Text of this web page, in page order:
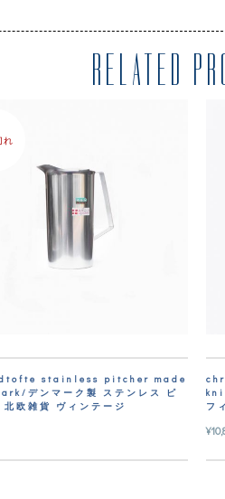
RELATED
れ
stainless pitcher made
デンマーク製 ステンレス ピ
北欧雑貨 ヴィンテージ
フ
¥